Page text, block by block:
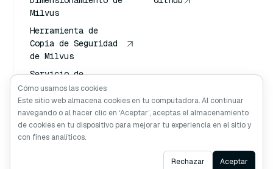
Milvus
Herramienta de
Copia de Seguridad
de Milvus
Servicio de
Transporte de
Vectores (VTS)
Buscador profundo
Claude Contexto
Ask AI
Cómo usamos las cookies
Este sitio web almacena cookies en tu computadora. Al continuar
navegando o al hacer clic en ‘Aceptar’, aceptas el almacenamiento
de cookies en tu dispositivo para mejorar tu experiencia en el sitio y
con fines analíticos.
Rechazar Aceptar